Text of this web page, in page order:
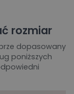
rozmiar
dopasowany
poniższych